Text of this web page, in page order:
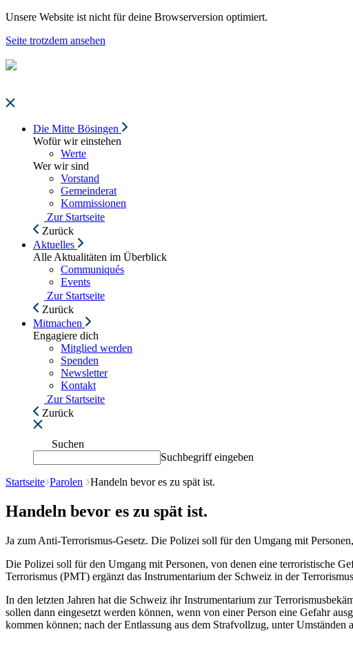
Unsere Website ist nicht für deine Browserversion optimiert.
Seite trotzdem ansehen
Die Mitte Bösingen
Wofür wir einstehen
Werte
Wer wir sind
Vorstand
Gemeinderat
Kommissionen
Zur Startseite
Zurück
Aktuelles
Alle Aktualitäten im Überblick
Communiqués
Events
Zur Startseite
Zurück
Mitmachen
Engagiere dich
Mitglied werden
Spenden
Newsletter
Kontakt
Zur Startseite
Zurück
Suchen
Suchbegriff eingeben
Startseite Parolen Handeln bevor es zu spät ist.
Handeln bevor es zu spät ist.
Ja zum Anti-Terrorismus-Gesetz. Die Polizei soll für den Umgang mit
Die Polizei soll für den Umgang mit Personen, von denen eine terroristische
Terrorismus (PMT) ergänzt das Instrumentarium der Schweiz in der
In den letzten Jahren hat die Schweiz ihr Instrumentarium zur
sollen dann eingesetzt werden können, wenn von einer Person eine Gefahr
kommen können; nach der Entlassung aus dem Strafvollzug, unter Umständen